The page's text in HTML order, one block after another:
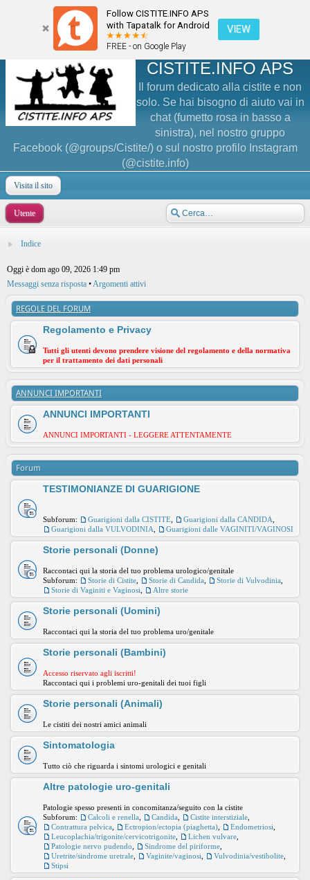
Follow CISTITE.INFO APS
with Tapatalk for Android
FREE - on Google Play
VIEW
CISTITE.INFO APS
Il forum dedicato alla cistite e non
solo. Se hai bisogno di aiuto vai in
chat (fumetto rosa in basso a
sinistra), nel nostro gruppo
Facebook (@groups/Cistite/) o sul nostro profilo Instagram
(@cistite.info)
Visita il sito
Utente
Indice
Oggi è dom ago 09, 2026 1:49 pm
Messaggi senza risposta •Argomenti attivi
REGOLE DEL FORUM
Regolamento e Privacy
Tutti gli utenti devono prendere visione del regolamento e della normativa
per il trattamento dei dati personali
ANNUNCI IMPORTANTI
ANNUNCI IMPORTANTI
ANNUNCI IMPORTANTI - LEGGERE ATTENTAMENTE
Forum
TESTIMONIANZE DI GUARIGIONE
Subforum: Guarigioni dalla CISTITE Guarigioni dalla CANDIDA
Guarigioni dalla VULVODINIA
Guarigioni dalle VAGINITI/VAGINOSI
Storie personali (Donne)
Raccontaci qui la storia del tuo problema urologico/genitale
Subforum:
Storie di Cistite Storie di Candida Storie di Vulvodinia
Storie di Vaginiti e Vaginosi
Altre storie
Storie personali (Uomini)
Raccontaci qui la storia del tuo problema uro/genitale
Storie personali (Bambini)
Accesso riservato agli iscritti!
Raccontaci qui i problemi uro-genitali dei tuoi figli
Storie personali (Animali)
Le cistiti dei nostri amici animali
Sintomatologia
Tutto ciò che riguarda i sintomi urologici e genitali
Altre patologie uro-genitali
Patologie spesso presenti in concomitanza/seguito con la cistite
Subforum:
Calcoli e renella Candida Cistite interstiziale
Contrattura pelvica
Ectropion/ectopia (piaghetta) Endometriosi
Leucoplachia/trigonite/cervicotrigonite
Lichen vulvare
Patologie nervo pudendo
Sindrome del piriforme
Uretrite/sindrome uretrale
Vaginite/vaginosi Vulvodinia/vestibolite
Stipsi